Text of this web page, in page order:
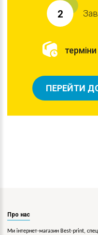
2
ПЕРЕЙТИ
Про нас
Ми інтернет-магазин Best-print,